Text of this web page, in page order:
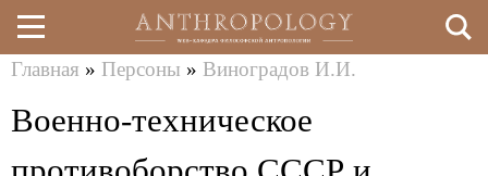
Перейти
к
основному
здесь
Главная » Персоны » Виноградов И.И.
Военно-техническое